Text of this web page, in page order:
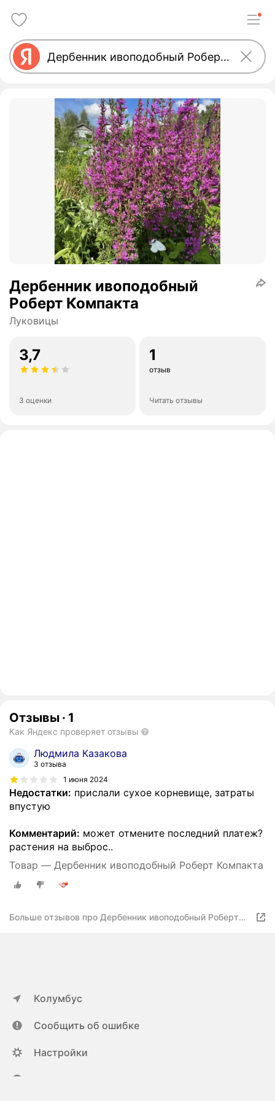
Дербенник ивоподобный
Роберт Компакта
Луковицы
3,7
3 оценки
1
отзыв
Читать отзывы
Отзывы · 1
Как Яндекс проверяет отзывы
Людмила Казакова
3 отзыва
1 июня 2024
Недостатки: прислали сухое корневище, затраты
впустую
Комментарий: может отмените последний платеж?
растения на выброс..
Товар — Дербенник ивоподобный Роберт Компакта
Больше отзывов про Дербенник ивоподобный Роберт
Колумбус
Сообщить об ошибке
Настройки